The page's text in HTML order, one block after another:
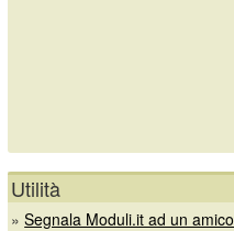
Utilità
»Segnala Moduli.it ad un amico